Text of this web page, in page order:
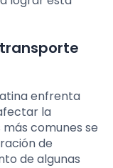
enfrenta
la
más comunes se
de
de algunas